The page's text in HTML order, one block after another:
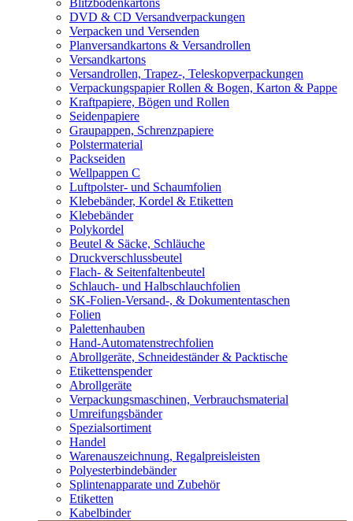
Blitzbodenkartons
DVD & CD Versandverpackungen
Verpacken und Versenden
Planversandkartons & Versandrollen
Versandkartons
Versandrollen, Trapez-, Teleskopverpackungen
Verpackungspapier Rollen & Bogen, Karton & Pappe
Kraftpapiere, Bögen und Rollen
Seidenpapiere
Graupappen, Schrenzpapiere
Polstermaterial
Packseiden
Wellpappen C
Luftpolster- und Schaumfolien
Klebebänder, Kordel & Etiketten
Klebebänder
Polykordel
Beutel & Säcke, Schläuche
Druckverschlussbeutel
Flach- & Seitenfaltenbeutel
Schlauch- und Halbschlauchfolien
SK-Folien-Versand-, & Dokumententaschen
Folien
Palettenhauben
Hand-Automatenstrechfolien
Abrollgeräte, Schneideständer & Packtische
Etikettenspender
Abrollgeräte
Verpackungsmaschinen, Verbrauchsmaterial
Umreifungsbänder
Spezialsortiment
Handel
Warenauszeichnung, Regalpreisleisten
Polyesterbindebänder
Splintenapparate und Zubehör
Etiketten
Kabelbinder